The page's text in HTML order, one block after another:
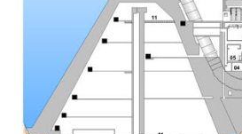
relação Lula-Dilma. Transferir a
Aécio a Anastasia. Vanessa Portugal
melhor cenário. Maria da Consolação
Sem apresentar os nomes dos pré-
governador, Aécio Neves (PSDB),